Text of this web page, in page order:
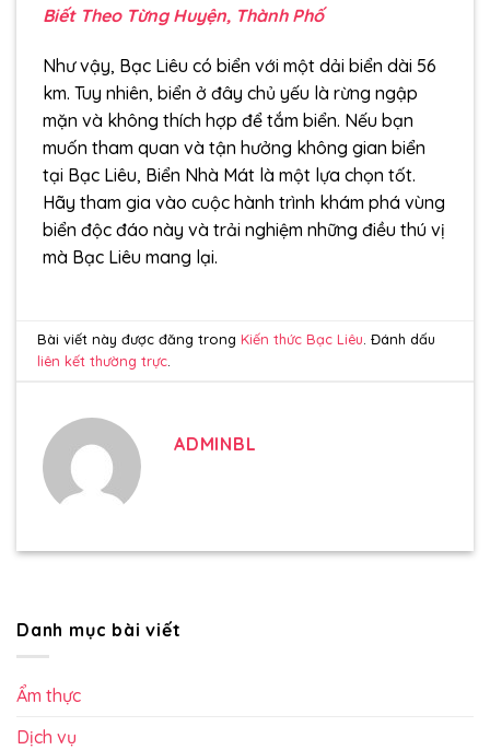
Biết Theo Từng Huyện, Thành Phố
Như vậy, Bạc Liêu có biển với một dải biển dài 56
km. Tuy nhiên, biển ở đây chủ yếu là rừng ngập
mặn và không thích hợp để tắm biển. Nếu bạn
muốn tham quan và tận hưởng không gian biển
tại Bạc Liêu, Biển Nhà Mát là một lựa chọn tốt.
Hãy tham gia vào cuộc hành trình khám phá vùng
biển độc đáo này và trải nghiệm những điều thú vị
mà Bạc Liêu mang lại.
Bài viết này được đăng trong Kiến thức Bạc Liêu . Đánh dấu
liên kết thường trực
ADMINBL
Danh mục bài viết
Ẩm thực
Dịch vụ